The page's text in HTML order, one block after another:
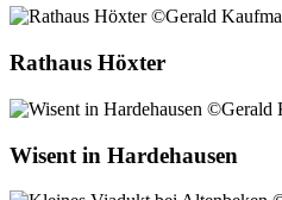
Rathaus Höxter
Wisent in Hardehausen